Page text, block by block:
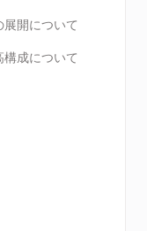
開について
成について